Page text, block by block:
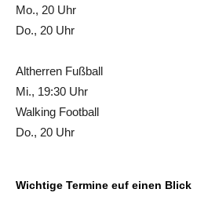
Mo., 20 Uhr
Do., 20 Uhr
Altherren Fußball
Mi., 19:30 Uhr
Walking Football
Do., 20 Uhr
Wichtige Termine euf einen Blick